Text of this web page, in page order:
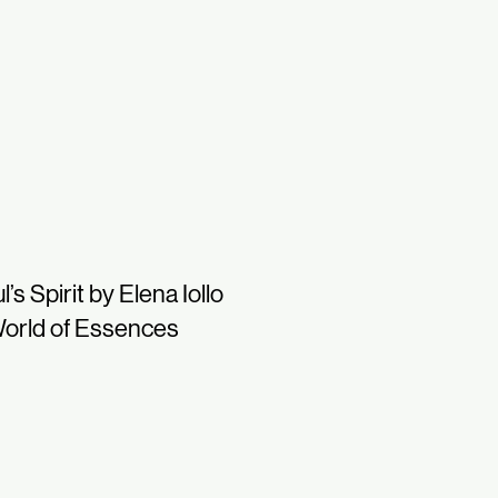
Spirit by Elena Iollo
of Essences